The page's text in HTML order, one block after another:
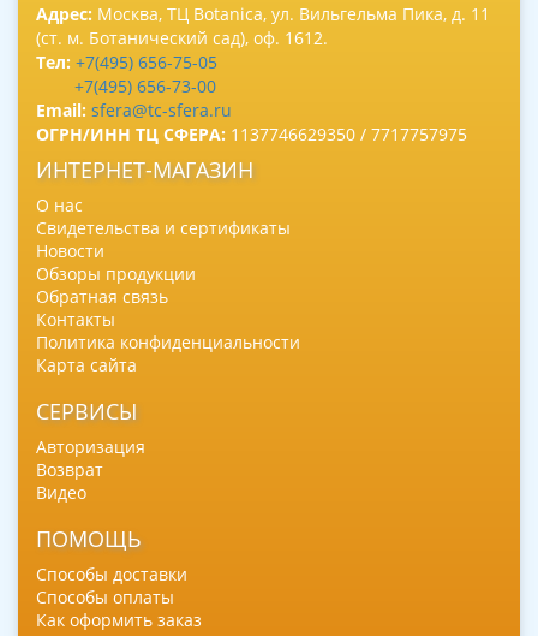
Адрес: Москва, ТЦ Botanica, ул. Вильгельма Пика, д. 11
(ст. м. Ботанический сад), оф. 1612.
Тел: +7(495) 656-75-05
+7(495) 656-73-00
Email: sfera@tc-sfera.ru
ОГРН/ИНН ТЦ СФЕРА: 1137746629350 / 7717757975
ИНТЕРНЕТ-МАГАЗИН
О нас
Свидетельства и сертификаты
Новости
Обзоры продукции
Обратная связь
Контакты
Политика конфиденциальности
Карта сайта
СЕРВИСЫ
Авторизация
Возврат
Видео
ПОМОЩЬ
Способы доставки
Способы оплаты
Как оформить заказ